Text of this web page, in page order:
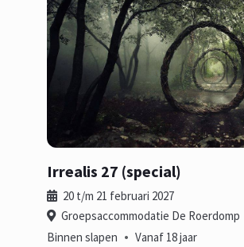
Irrealis 27 (special)
20 t/m 21 februari 2027
Groepsaccommodatie De Roerdomp
Binnen slapen • Vanaf 18 jaar